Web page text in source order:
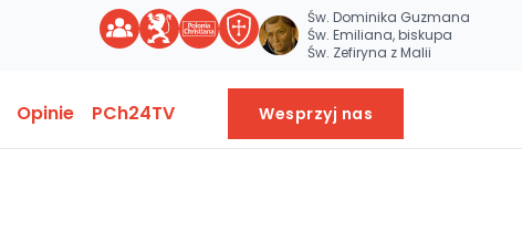
Św. Dominika Guzmana
Św. Emiliana, biskupa
Św. Zefiryna z Malii
Opinie PCh24TV Wesprzyj nas